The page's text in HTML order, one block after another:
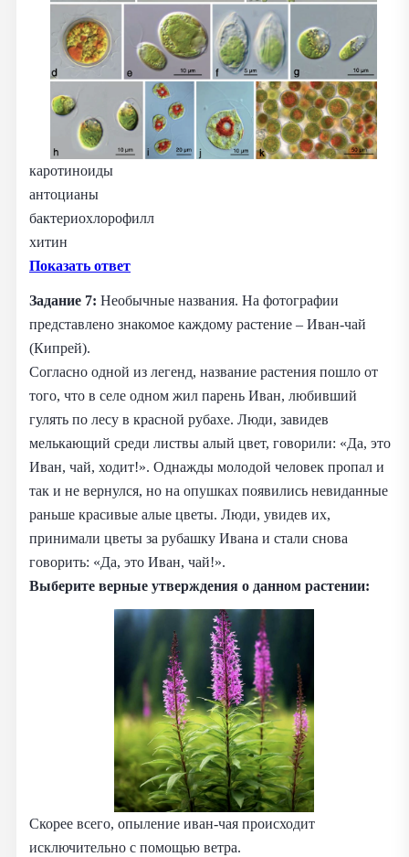
каротиноиды
антоцианы
бактериохлорофилл
хитин
Показать ответ
Задание 7: Необычные названия. На фотографии
представлено знакомое каждому растение – Иван-чай
(Кипрей).
Согласно одной из легенд, название растения пошло от
того, что в селе одном жил парень Иван, любивший
гулять по лесу в красной рубахе. Люди, завидев
мелькающий среди листвы алый цвет, говорили: «Да, это
Иван, чай, ходит!». Однажды молодой человек пропал и
так и не вернулся, но на опушках появились невиданные
раньше красивые алые цветы. Люди, увидев их,
принимали цветы за рубашку Ивана и стали снова
говорить: «Да, это Иван, чай!».
Выберите верные утверждения о данном растении:
Скорее всего, опыление иван-чая происходит
исключительно с помощью ветра.